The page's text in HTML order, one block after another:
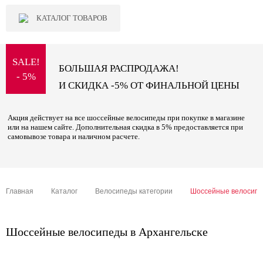
КАТАЛОГ ТОВАРОВ
SALE!
- 5%
БОЛЬШАЯ РАСПРОДАЖА!
И СКИДКА -5% ОТ ФИНАЛЬНОЙ ЦЕНЫ
Акция действует на все шоссейные велосипеды при покупке в магазине
или на нашем сайте. Дополнительная скидка в 5% предоставляется при
самовывозе товара и наличном расчете.
Главная Каталог Велосипеды категории Шоссейные
Шоссейные велосипеды в Архангельске